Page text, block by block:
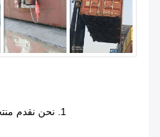
1. نحن نقدم منتجات عالية الجودة بأسعار تنافسية.